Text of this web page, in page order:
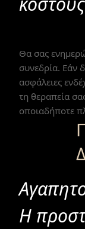
Θα σας
συνεδρία. Εάν
ασφάλειες
τη θεραπεία
οποιαδήποτε
Η